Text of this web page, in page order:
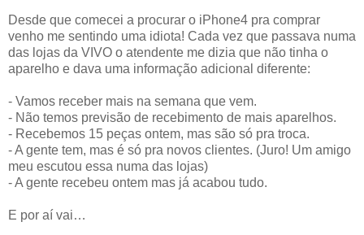
Desde que comecei a procurar o iPhone4 pra comprar
venho me sentindo uma idiota! Cada vez que passava numa
das lojas da VIVO o atendente me dizia que não tinha o
aparelho e dava uma informação adicional diferente:
- Vamos receber mais na semana que vem.
- Não temos previsão de recebimento de mais aparelhos.
- Recebemos 15 peças ontem, mas são só pra troca.
- A gente tem, mas é só pra novos clientes. (Juro! Um amigo
meu escutou essa numa das lojas)
- A gente recebeu ontem mas já acabou tudo.
E por aí vai…